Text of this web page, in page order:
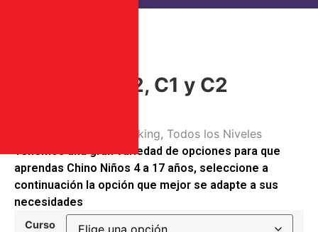
A1, A2, B1, B2, C1 y C2
Speaking, Todos los Niveles
Tenemos una gran variedad de opciones para que
aprendas Chino Niños 4 a 17 años, seleccione a
continuación la opción que mejor se adapte a sus
necesidades
Curso